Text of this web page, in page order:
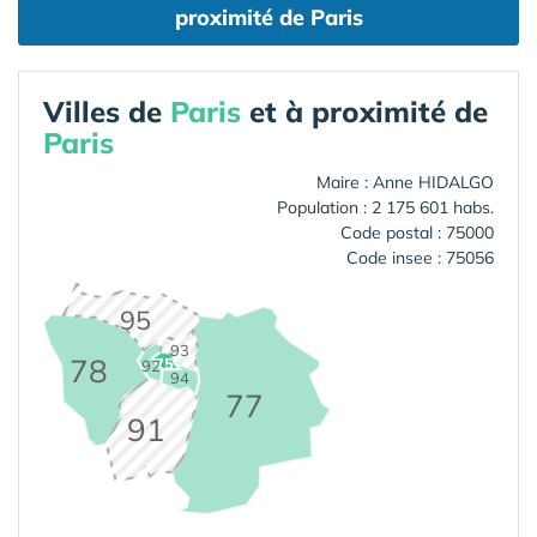
proximité de Paris
Villes de Paris et à proximité de
Paris
Maire : Anne HIDALGO
Population : 2 175 601 habs.
Code postal : 75000
Code insee : 75056
75
77
78
91
92
93
94
95